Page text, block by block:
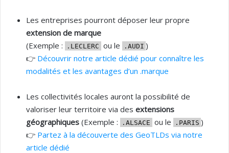
Les entreprises pourront déposer leur propre
extension de marque
(Exemple :
.LECLERC ou le .AUDI )
👉 Découvrir notre article dédié pour connaître les
modalités et les avantages d’un .marque
Les collectivités locales auront la possibilité de
valoriser leur territoire via des extensions
géographiques (Exemple : .ALSACE ou le .PARIS )
👉 Partez à la découverte des GeoTLDs via notre
article dédié